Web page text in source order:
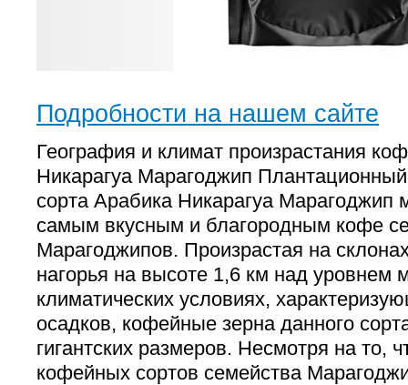
Подробности на нашем сайте
География и климат произрастания
Никарагуа Марагоджип
сорта Арабика Никарагуа Марагоджип
самым вкусным и благородным кофе
Марагоджипов. Произрастая на
нагорья на высоте 1,6 км над уровнем
климатических условиях,
осадков, кофейные зерна данного
гигантских размеров. Несмотря на то,
кофейных сортов семейства